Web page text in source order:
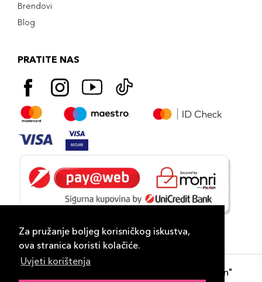
Za pružanje boljeg korisničkog iskustva,
ova stranica koristi kolačiće.
Uvjeti korištenja
Brendovi
Blog
PRATITE NAS
- "DP Lux Distribution"